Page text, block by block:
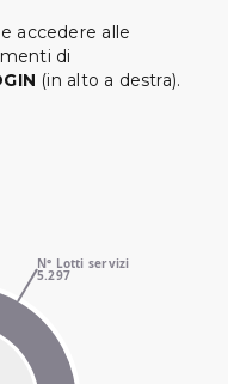
accedere alle
di
(in alto a destra).
N° Lotti servizi
5.297